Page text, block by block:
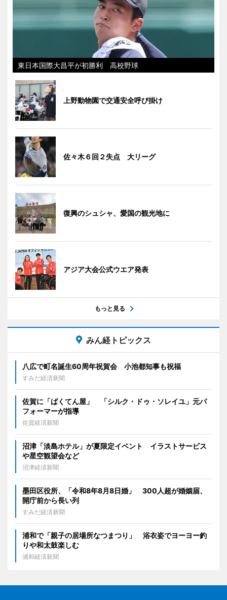
東日本国際大昌平が初勝利 高校野球
上野動物園で交通安全呼び掛け
佐々木６回２失点 大リーグ
復興のシュシャ、愛国の観光地に
アジア大会公式ウエア発表
もっと見る
みん経トピックス
八広で町名誕生60周年祝賀会 小池都知事も祝福
すみだ経済新聞
佐賀に「ばくてん屋」 「シルク・ドゥ・ソレイユ」元パ
フォーマーが指導
佐賀経済新聞
沼津「淡島ホテル」が夏限定イベント イラストサービス
や星空観望会など
沼津経済新聞
墨田区役所、「令和8年8月8日婚」 300人超が婚姻届、
開庁前から長い列
すみだ経済新聞
浦和で「親子の居場所なつまつり」 浴衣姿でヨーヨー釣
りや和太鼓楽しむ
浦和経済新聞